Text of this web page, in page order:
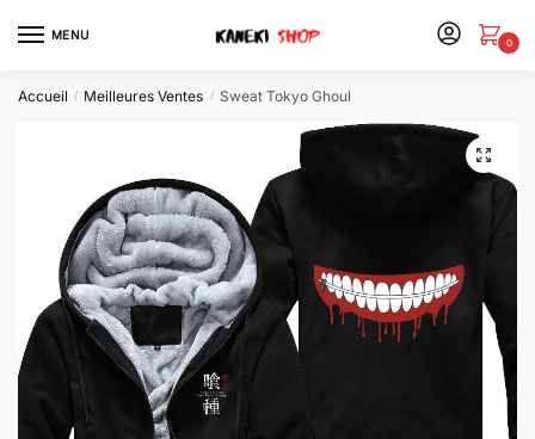
MENU
0
Accueil / Meilleures Ventes / Sweat Tokyo Ghoul
🔍